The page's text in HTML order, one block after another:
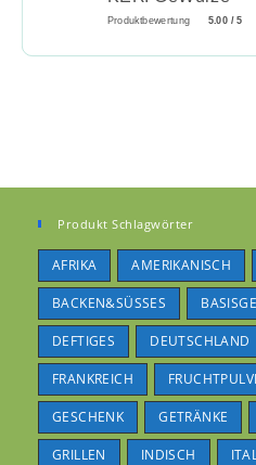
Produktbewertung 5.00 / 5
Produkt Schlagwörter
AFRIKA AMERIKANISCH
BACKEN&SÜSSES
DEFTIGES DEUTSCHLAND
FRANKREICH
GESCHENK GETRÄNKE
GRILLEN INDISCH